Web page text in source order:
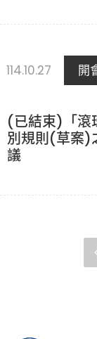
114.10.27 開
(已結束)「滾
別規則(草案)
議